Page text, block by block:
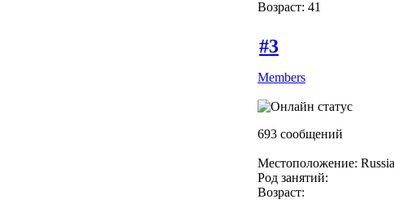
Возраст: 41
#3
Members
693 сообщений
Местоположение: Russia
Род занятий:
Возраст: